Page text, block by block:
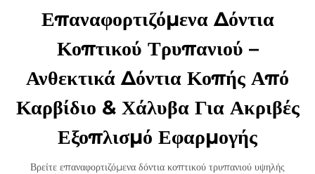
Επαναφορτιζόμενα Δόντια
Κοπτικού Τρυπανιού –
Ανθεκτικά Δόντια Κοπής Από
Καρβίδιο & Χάλυβα Για Ακριβές
Εξοπλισμό Εφαρμογής
Βρείτε επαναφορτιζόμενα δόντια κοπτικού τρυπανιού υψηλής